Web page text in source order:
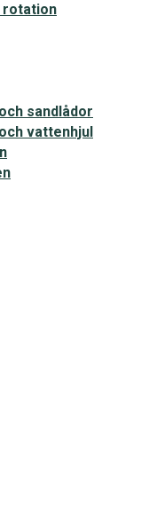
rotation
sandlådor
vattenhjul